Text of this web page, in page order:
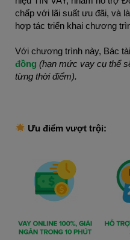
chấp với lãi suất ưu đãi, và
hợp tác triển khai chương
Với chương trình này, Bác
đồng (hạn mức vay cụ thể
từng thời điểm).
Ưu điểm vượt trội: